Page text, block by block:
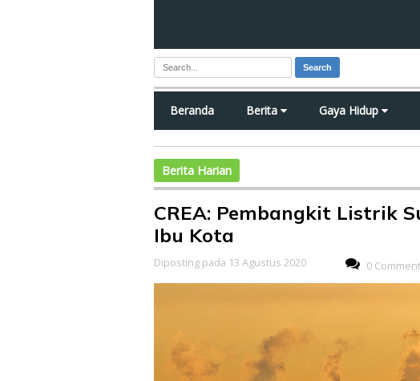
Search
Beranda Berita Gaya Hidup
Berita Harian
CREA: Pembangkit Listrik
Ibu Kota
Diposting pada 13 Agustus 2020 0